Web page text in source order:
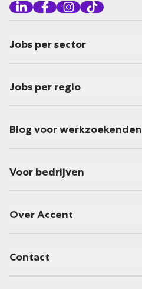
Jobs per sector
Jobs per regio
Blog voor werkzoekenden
Voor bedrijven
Over Accent
Contact